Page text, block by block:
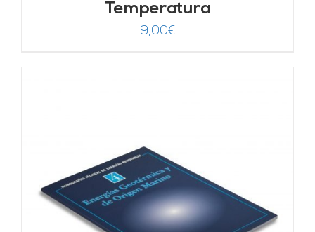
Temperatura
9,00€